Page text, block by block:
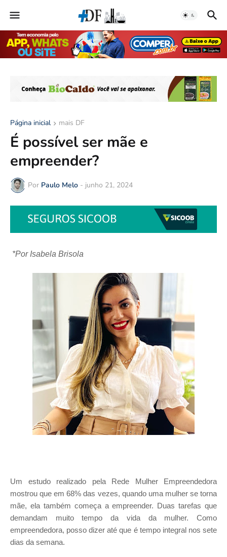
Página inicial mais DF
É possível ser mãe e
empreender?
Por Paulo Melo - junho 21, 2024
*Por Isabela Brisola
Um estudo realizado pela Rede Mulher Empreendedora
mostrou que em 68% das vezes, quando uma mulher se torna
mãe, ela também começa a empreender. Duas tarefas que
demandam muito tempo da vida da mulher. Como
empreendedora, posso dizer até que é tempo integral nos sete
dias da semana.